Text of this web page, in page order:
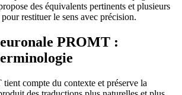
des équivalents pertinents et plusieurs
restituer le sens avec précision.
PROMT :
compte du contexte et préserve la